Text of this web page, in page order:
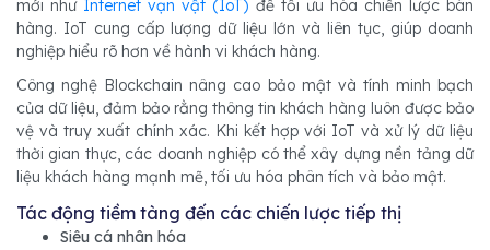
mới như Internet vạn vật (IoT) để tối ưu hóa chiến lược bán
hàng. IoT cung cấp lượng dữ liệu lớn và liên tục, giúp doanh
nghiệp hiểu rõ hơn về hành vi khách hàng.
Công nghệ Blockchain nâng cao bảo mật và tính minh bạch
của dữ liệu, đảm bảo rằng thông tin khách hàng luôn được bảo
vệ và truy xuất chính xác. Khi kết hợp với IoT và xử lý dữ liệu
thời gian thực, các doanh nghiệp có thể xây dựng nền tảng dữ
liệu khách hàng mạnh mẽ, tối ưu hóa phân tích và bảo mật.
Tác động tiềm tàng đến các chiến lược tiếp thị
Siêu cá nhân hóa